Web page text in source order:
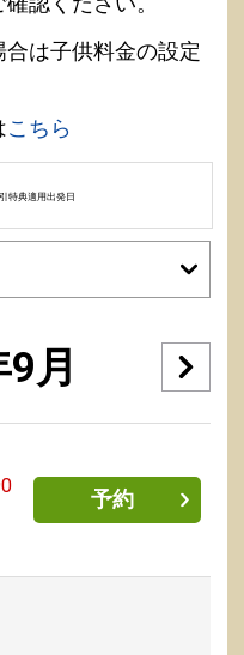
は子供料金の設定
こちら
特典適用出発日
月
予約